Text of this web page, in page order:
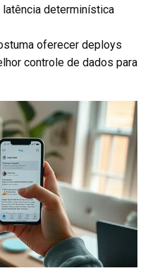
determinística
oferecer deploys
controle de dados para